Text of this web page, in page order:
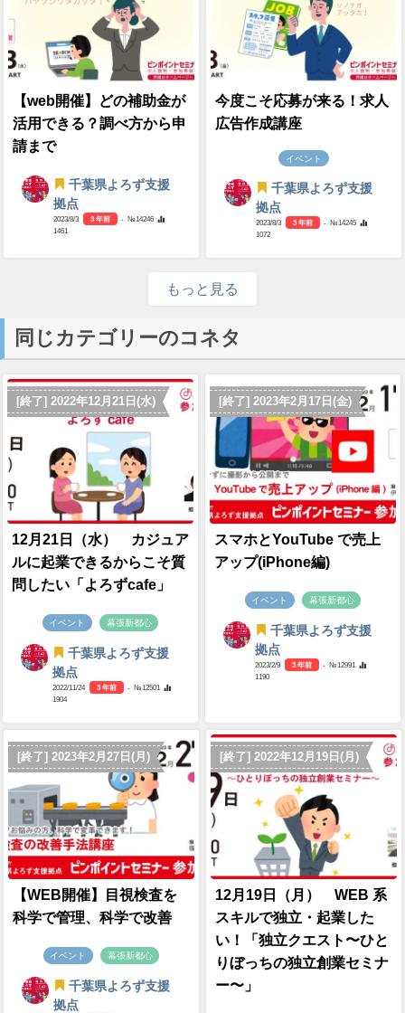
【web開催】どの補助金が
活用できる？調べ方から申
請まで
千葉県よろず支援
拠点
2023/8/3 3 年前
- №14246
1461
今度こそ応募が来る！求人
広告作成講座
イベント
千葉県よろず支援
拠点
2023/8/3 3 年前
- №14245
1072
もっと見る
同じカテゴリーのコネタ
[終了] 2022年12月21日(水)
12月21日（水） カジュア
ルに起業できるからこそ質
問したい「よろずcafe」
イベント 幕張新都心
千葉県よろず支援
拠点
2022/11/24 3 年前
- №12501
1904
[終了] 2023年2月17日(金)
スマホとYouTube で売上
アップ(iPhone編)
イベント 幕張新都心
千葉県よろず支援
拠点
2023/2/9 3 年前
- №12991
1190
[終了] 2023年2月27日(月)
【WEB開催】目視検査を
科学で管理、科学で改善
イベント 幕張新都心
千葉県よろず支援
拠点
[終了] 2022年12月19日(月)
12月19日（月） WEB 系
スキルで独立・起業した
い！「独立クエスト〜ひと
りぼっちの独立創業セミナ
ー〜」